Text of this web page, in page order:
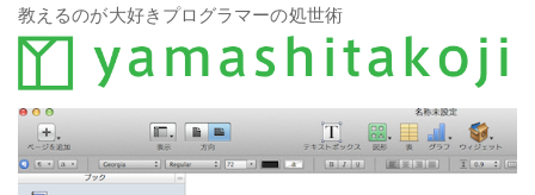
教えるのが大好きプログラマーの処世術